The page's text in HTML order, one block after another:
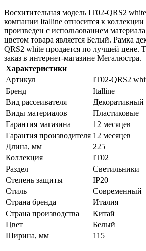
Восхитительная модель IT02-QRS2
компании Italline относится к
произведен с использованием
цветом товара является Белый. Рамка
QRS2 white продается по лучшей цене.
заказ в интернет-магазине Мегалюстра.
Характеристики
Артикул
IT02-QRS2
Бренд
Italline
Вид рассеивателя
Декоративный
Виды материалов
Пластиковые
Гарантия магазина
12 месяцев
Гарантия производителя 12 месяцев
Длина, мм
225
Коллекция
IT02
Раздел
Светильники
Степень защиты
IP20
Стиль
Современный
Страна бренда
Италия
Страна производства
Китай
Цвет
Белый
Ширина, мм
115